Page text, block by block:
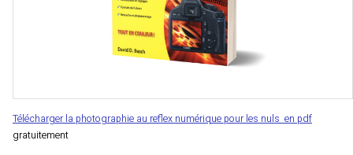
Télécharger la photographie au reflex numérique pour les nuls en pdf
gratuitement